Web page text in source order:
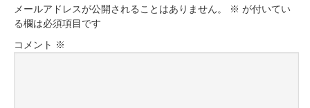
メールアドレスが公開されることはありません。 ※ が付いてい
る欄は必須項目です
コメント ※